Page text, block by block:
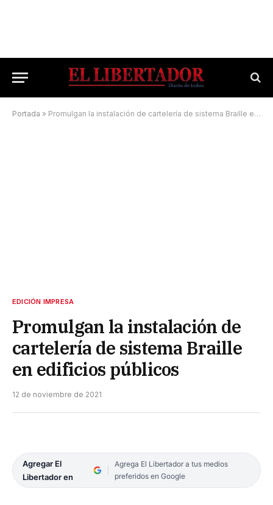
Portada » Promulgan la instalación de cartelería de sistema Braille en edificios públicos
EDICIÓN IMPRESA
Promulgan la instalación de
cartelería de sistema Braille
en edificios públicos
12 de noviembre de 2021
Agregar El
Libertador en
Agrega El Libertador a tus medios
preferidos en Google